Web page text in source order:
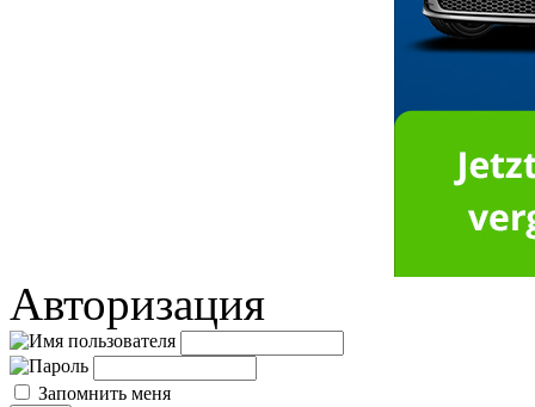
Авторизация
Запомнить меня